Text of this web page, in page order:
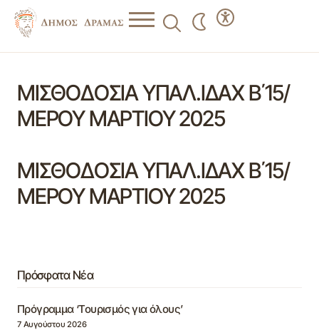
ΜΙΣΘΟΔΟΣΙΑ ΥΠΑΛ.ΙΔΑΧ Β΄15/
ΜΕΡΟΥ ΜΑΡΤΙΟΥ 2025
ΜΙΣΘΟΔΟΣΙΑ ΥΠΑΛ.ΙΔΑΧ Β΄15/
ΜΕΡΟΥ ΜΑΡΤΙΟΥ 2025
Πρόσφατα Νέα
Πρόγραμμα ‘Τουρισμός για όλους’
7 Αυγούστου 2026